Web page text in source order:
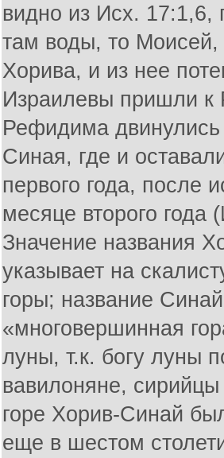
видно из Исх. 17:1,6,
там воды, то Моисей,
Хорива, и из нее
Израилевы пришли к
Рефидима
Синая, где и
первого года, после
месяце второго
Значение названия
указывает на
горы; название
«многовершинная
луны, т.к. богу луны
вавилоняне,
горе Хорив-Синай
еще в шестом